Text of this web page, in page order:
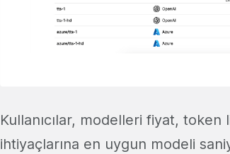
Kullanıcılar, modelleri fiyat,
ihtiyaçlarına en uygun modeli